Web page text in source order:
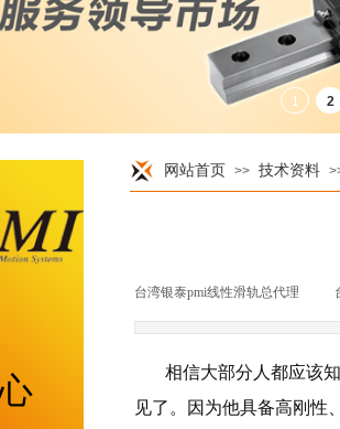
网站首页 >> 技术资料
台湾银泰pmi线性滑轨总代理
相信大部分人都应该知
见了。因为他具备高刚性